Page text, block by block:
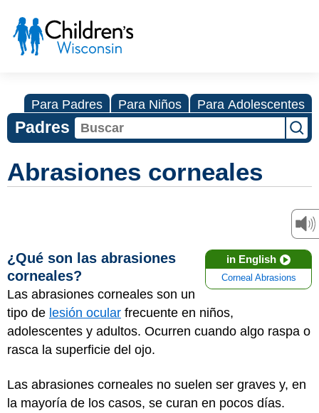
Para Padres Para Niños Para Adolescentes
Padres
Abrasiones corneales
in English
Corneal Abrasions
¿Qué son las abrasiones
corneales?
Las abrasiones corneales son un
tipo de lesión ocular frecuente en niños,
adolescentes y adultos. Ocurren cuando algo raspa o
rasca la superficie del ojo.
Las abrasiones corneales no suelen ser graves y, en
la mayoría de los casos, se curan en pocos días.